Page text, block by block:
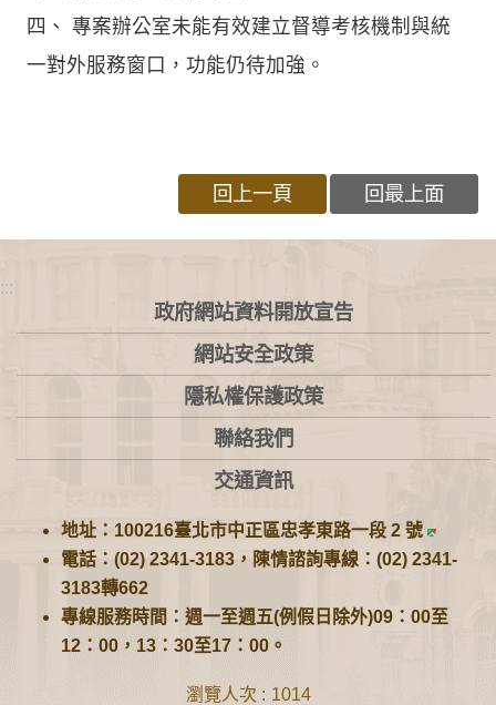
四、 專案辦公室未能有效建立督導考核機制與統
一對外服務窗口，功能仍待加強。
回上一頁 回最上面
:::
政府網站資料開放宣告
網站安全政策
隱私權保護政策
聯絡我們
交通資訊
地址：100216臺北市中正區忠孝東路一段 2 號
電話：(02) 2341-3183，陳情諮詢專線：(02) 2341-
3183轉662
專線服務時間：週一至週五(例假日除外)09：00至
12：00，13：30至17：00。
瀏覽人次 1014